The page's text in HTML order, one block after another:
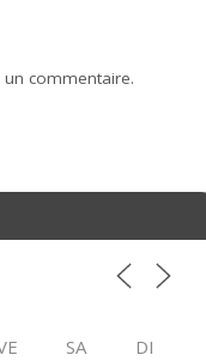
commentaire.
SA DI